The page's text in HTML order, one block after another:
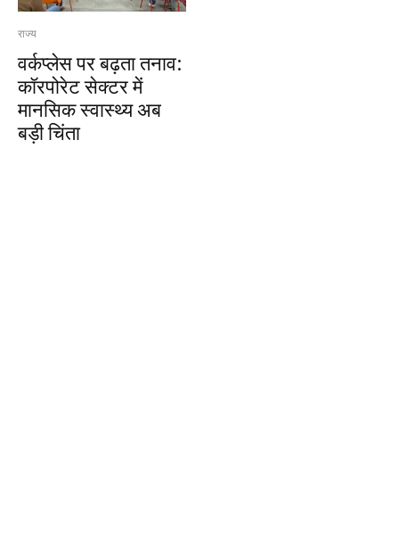
राज्य
वर्कप्लेस पर बढ़ता तनाव:
कॉरपोरेट सेक्टर में
मानसिक स्वास्थ्य अब
बड़ी चिंता